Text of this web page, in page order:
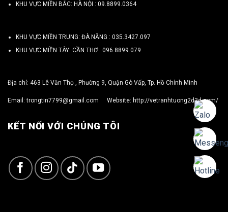
KHU VỰC MIỀN BẮC: HÀ NỘI : 09.8899.0364
KHU VỰC MIỀN TRUNG: ĐÀ NẴNG : 035.3427.097
KHU VỰC MIỀN TÂY: CẦN THƠ : 096.8899.079
Địa chỉ: 463 Lê Văn Thọ , Phường 9, Quận Gò Vấp, Tp. Hồ Chính Minh
Email:trongtin7799@gmail.com Website: http://vetranhtuong2d3d.com/
KẾT NỐI VỚI CHÚNG TÔI